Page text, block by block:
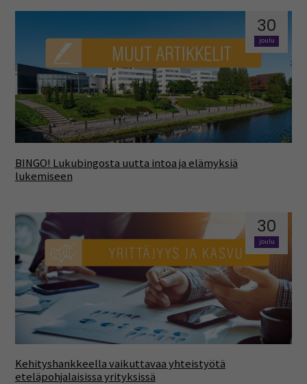
30
joulu
BINGO! Lukubingosta uutta intoa ja elämyksiä
lukemiseen
30
joulu
Kehityshankkeella vaikuttavaa yhteistyötä
eteläpohjalaisissa yrityksissä